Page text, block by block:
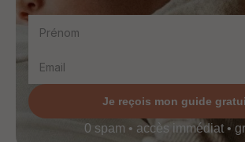
Je reçois mon guide
0 spam • accès immédiat •